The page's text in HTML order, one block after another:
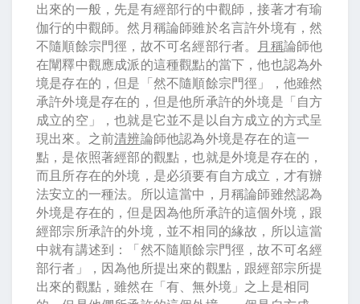
出來的一般，先是有經部行的中觀師，接著才有瑜
伽行的中觀師。然月稱論師雖於名言許外境有，然
不隨順餘宗門徑，故不可名經部行者。
月稱論師他
在闡釋中觀應成派的這種觀點的當下，他也認為外
境是存在的，但是「然不隨順餘宗門徑」，他雖然
承許外境是存在的，但是他所承許的外境是「自方
成立的空」，也就是它並不是以自方成立的方式呈
現出來。之前清辨論師他認為外境是存在的這一
點，是依照著經部的觀點，也就是外境是存在的，
而且所存在的外境，是必須要有自方成立，才有辦
法安立的一種法。所以這當中，月稱論師雖然認為
外境是存在的，但是因為他所承許的這個外境，跟
經部宗所承許的外境，並不相同的緣故，所以這當
中就有講述到：「然不隨順餘宗門徑，故不可名經
部行者」，因為他所提出來的觀點，跟經部宗所提
出來的觀點，雖然在「有、無外境」之上是相同